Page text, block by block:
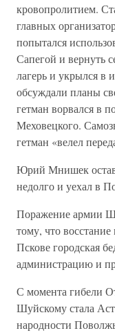
кровопролитием.
главных
попытался
Сапегой и вернуть
лагерь и укрылся в
обсуждали планы
гетман ворвался в
Меховецкого.
гетман «велел
Юрий Мнишек
недолго и уехал в
Поражение армии
тому, что
Пскове городская
администрацию и
С момента гибели
Шуйскому стала
народности